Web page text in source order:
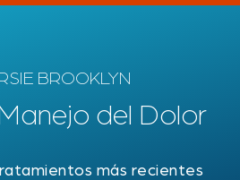
BROOKLYN
del Dolor
más recientes